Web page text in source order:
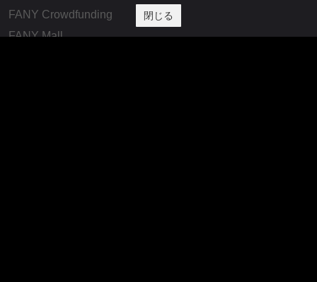
FANY Crowdfunding
FANY Mall
閉じる